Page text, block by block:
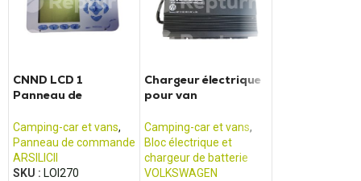
CNND LCD 1
Panneau de
Camping-car et vans,
Panneau de commande
ARSILICII
SKU : LOI270
Chargeur électrique
pour van
Camping-car et vans,
Bloc électrique et
chargeur de batterie
VOLKSWAGEN